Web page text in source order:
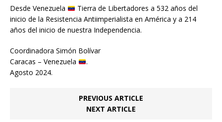
Desde Venezuela
Tierra de Libertadores a 532 años del
inicio de la Resistencia Antiimperialista en América y a 214
años del inicio de nuestra Independencia.
Coordinadora Simón Bolívar
Caracas – Venezuela
.
Agosto 2024.
PREVIOUS ARTICLE
NEXT ARTICLE